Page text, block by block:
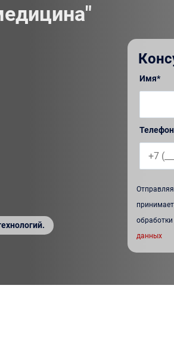
Имя*
обработки
данных